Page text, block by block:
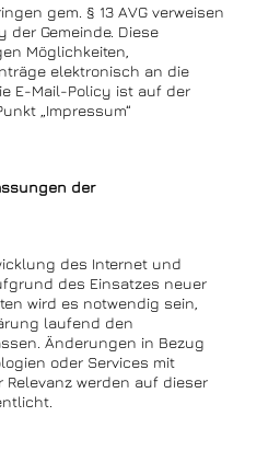
gem. § 13 AVG verweisen
der Gemeinde. Diese
Möglichkeiten,
elektronisch an die
E-Mail-Policy ist auf der
„Impressum“
der
des Internet und
des Einsatzes neuer
wird es notwendig sein,
laufend den
Änderungen in Bezug
oder Services mit
werden auf dieser